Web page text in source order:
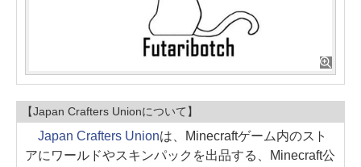
【Japan Crafters Unionについて】
Japan Crafters Unionは、Minecraftゲーム内のスト
アにワールドやスキンパックを出品する、Minecraft公